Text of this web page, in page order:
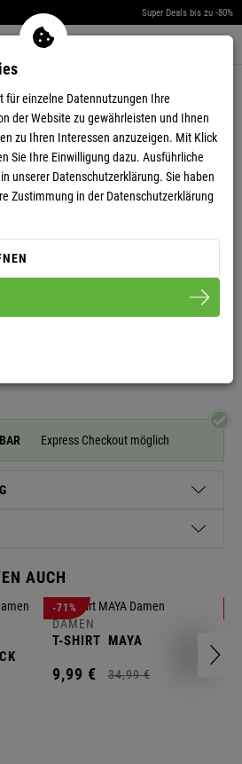
Super Deals bis zu -80%
Warenkorb aufklappen
DAMEN
Express Checkout möglich
AUCH
-71%
DAMEN
T-SHIRT MAYA
9,99 € 34,99 €
für einzelne Datennutzungen Ihre
der Website zu gewährleisten und Ihnen
zu Ihren Interessen anzuzeigen. Mit Klick
Sie Ihre Einwilligung dazu. Ausführliche
unserer Datenschutzerklärung. Sie haben
Zustimmung in der Datenschutzerklärung